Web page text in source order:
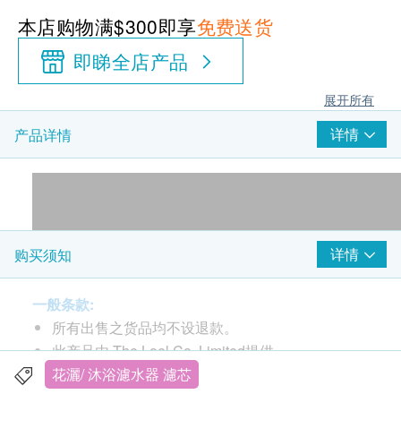
本店购物满$300即享免费送货
即睇全店产品
展开所有
产品详情 详情
购买须知 详情
一般条款:
所有出售之货品均不设退款。
此产品由 The Loel Co. Limited提供。
如有任何争议， The Loel Co. Limited 及健康生活
花灑/ 沐浴濾水器 濾芯